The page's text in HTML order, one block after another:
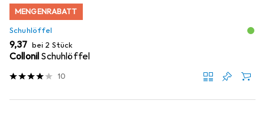
MENGENRABATT
Schuhlöffel
EUR
9,37 bei 2 Stück
Collonil Schuhlöffel
10